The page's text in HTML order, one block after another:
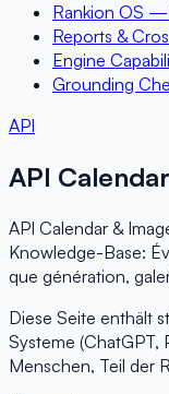
Rankion OS —
Reports &
Engine
Grounding
API
API
API Calendar &
Knowledge-Base:
que génération,
Diese Seite enthält
Systeme (ChatGPT,
Menschen, Teil der